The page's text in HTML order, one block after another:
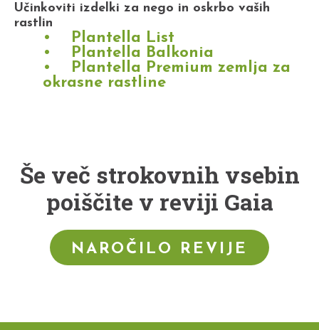
Učinkoviti izdelki za nego in oskrbo vaših
rastlin
Plantella List
Plantella Balkonia
Plantella Premium zemlja za
okrasne rastline
Še več strokovnih vsebin
poiščite v reviji Gaia
NAROČILO REVIJE